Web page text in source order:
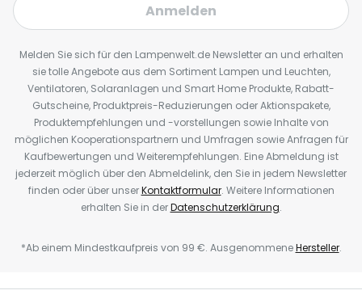
Anmelden
Melden Sie sich für den Lampenwelt.de Newsletter an und erhalten
sie tolle Angebote aus dem Sortiment Lampen und Leuchten,
Ventilatoren, Solaranlagen und Smart Home Produkte, Rabatt-
Gutscheine, Produktpreis-Reduzierungen oder Aktionspakete,
Produktempfehlungen und -vorstellungen sowie Inhalte von
möglichen Kooperationspartnern und Umfragen sowie Anfragen für
Kaufbewertungen und Weiterempfehlungen. Eine Abmeldung ist
jederzeit möglich über den Abmeldelink, den Sie in jedem Newsletter
finden oder über unserKontaktformular. Weitere Informationen
erhalten Sie in derDatenschutzerklärung.
*Ab einem Mindestkaufpreis von 99 €. AusgenommeneHersteller.